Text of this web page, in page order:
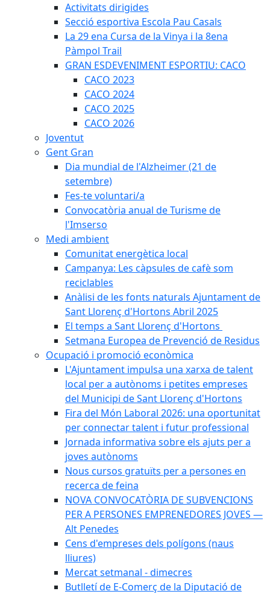
Activitats dirigides
Secció esportiva Escola Pau Casals
La 29 ena Cursa de la Vinya i la 8ena
Pàmpol Trail
GRAN ESDEVENIMENT ESPORTIU: CACO
CACO 2023
CACO 2024
CACO 2025
CACO 2026
Joventut
Gent Gran
Dia mundial de l'Alzheimer (21 de
setembre)
Fes-te voluntari/a
Convocatòria anual de Turisme de
l'Imserso
Medi ambient
Comunitat energètica local
Campanya: Les càpsules de cafè som
reciclables
Anàlisi de les fonts naturals Ajuntament de
Sant Llorenç d'Hortons Abril 2025
El temps a Sant Llorenç d'Hortons
Setmana Europea de Prevenció de Residus
Ocupació i promoció econòmica
L'Ajuntament impulsa una xarxa de talent
local per a autònoms i petites empreses
del Municipi de Sant Llorenç d'Hortons
Fira del Món Laboral 2026: una oportunitat
per connectar talent i futur professional
Jornada informativa sobre els ajuts per a
joves autònoms
Nous cursos gratuïts per a persones en
recerca de feina
NOVA CONVOCATÒRIA DE SUBVENCIONS
PER A PERSONES EMPRENEDORES JOVES —
Alt Penedes
Cens d'empreses dels polígons (naus
lliures)
Mercat setmanal - dimecres
Butlletí de E-Comerç de la Diputació de